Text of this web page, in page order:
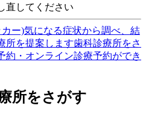
直してください
ー)気になる症状から調べ、結
所を提案します歯科診療所をさ
約・オンライン診療予約ができ
所をさがす